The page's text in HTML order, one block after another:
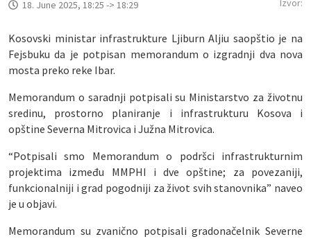
18. June 2025, 18:25 -> 18:29 Izvor:
Kosovski ministar infrastrukture Ljiburn Aljiu saopštio je na
Fejsbuku da je potpisan memorandum o izgradnji dva nova
mosta preko reke Ibar.
Memorandum o saradnji potpisali su Ministarstvo za životnu
sredinu, prostorno planiranje i infrastrukturu Kosova i
opštine Severna Mitrovica i Južna Mitrovica.
“Potpisali smo Memorandum o podršci infrastrukturnim
projektima između MMPHI i dve opštine; za povezaniji,
funkcionalniji i grad pogodniji za život svih stanovnika” naveo
je u objavi.
Memorandum su zvanično potpisali gradonačelnik Severne